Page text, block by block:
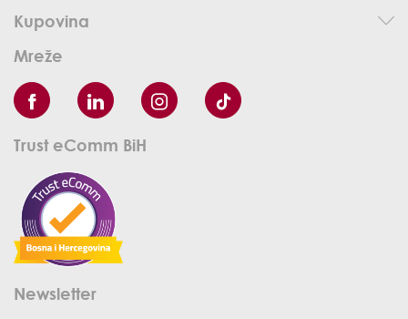
Kupovina
Mreže
Trust eComm BiH
Newsletter